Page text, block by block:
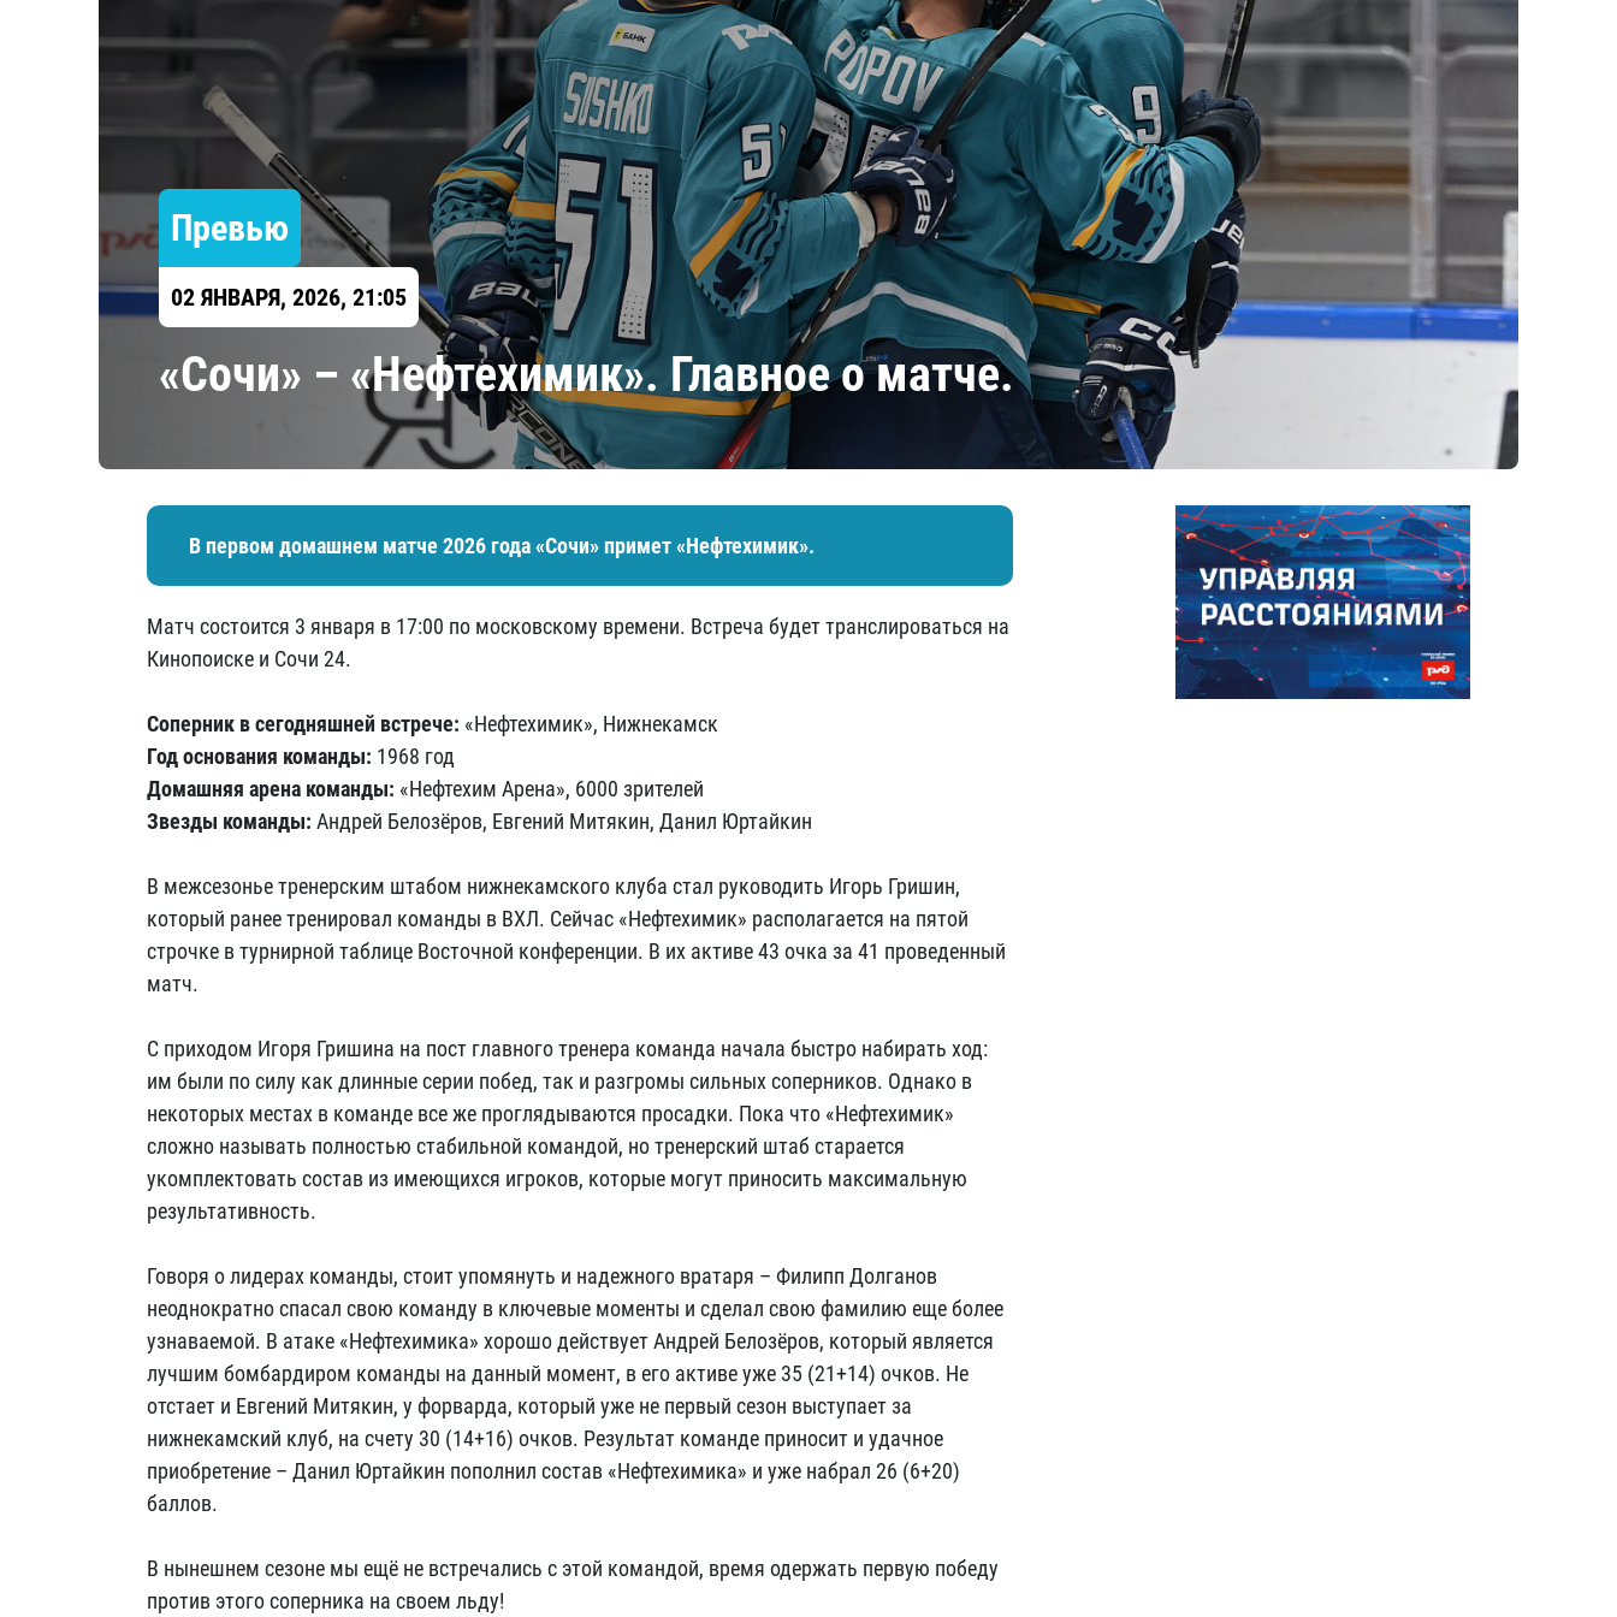
Локомотив
Северсталь
Шанхайские Драконы
Амур
Барыс
Салават Юлаев
Сибирь
Превью
02 ЯНВАРЯ, 2026, 21:05
«Сочи» – «Нефтехимик». Главное о матче.
В первом домашнем матче 2026 года «Сочи» примет «Нефтехимик».
Матч состоится 3 января в 17:00 по московскому времени. Встреча будет транслироваться на
Кинопоиске и Сочи 24.
Соперник в сегодняшней встрече: «Нефтехимик», Нижнекамск
Год основания команды: 1968 год
Домашняя арена команды: «Нефтехим Арена», 6000 зрителей
Звезды команды: Андрей Белозёров, Евгений Митякин, Данил Юртайкин
В межсезонье тренерским штабом нижнекамского клуба стал руководить Игорь Гришин,
который ранее тренировал команды в ВХЛ. Сейчас «Нефтехимик» располагается на пятой
строчке в турнирной таблице Восточной конференции. В их активе 43 очка за 41 проведенный
матч.
С приходом Игоря Гришина на пост главного тренера команда начала быстро набирать ход:
им были по силу как длинные серии побед, так и разгромы сильных соперников. Однако в
некоторых местах в команде все же проглядываются просадки. Пока что «Нефтехимик»
сложно называть полностью стабильной командой, но тренерский штаб старается
укомплектовать состав из имеющихся игроков, которые могут приносить максимальную
результативность.
Говоря о лидерах команды, стоит упомянуть и надежного вратаря – Филипп Долганов
неоднократно спасал свою команду в ключевые моменты и сделал свою фамилию еще более
узнаваемой. В атаке «Нефтехимика» хорошо действует Андрей Белозёров, который является
лучшим бомбардиром команды на данный момент, в его активе уже 35 (21+14) очков. Не
отстает и Евгений Митякин, у форварда, который уже не первый сезон выступает за
нижнекамский клуб, на счету 30 (14+16) очков. Результат команде приносит и удачное
приобретение – Данил Юртайкин пополнил состав «Нефтехимика» и уже набрал 26 (6+20)
баллов.
В нынешнем сезоне мы ещё не встречались с этой командой, время одержать первую победу
против этого соперника на своем льду!